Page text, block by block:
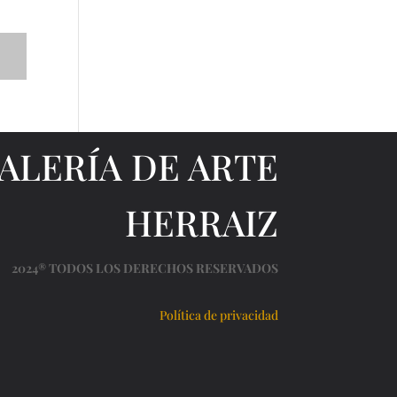
DE ARTE
HERRAIZ
2024® TODOS LOS DERECHOS RESERVADOS
Política de privacidad